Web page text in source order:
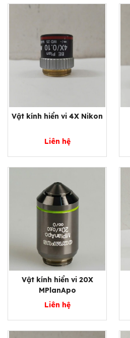
Vật kính hiển vi 4X Nikon
Liên hệ
Vật kính hiển vi 20X
MPlanApo
Liên hệ